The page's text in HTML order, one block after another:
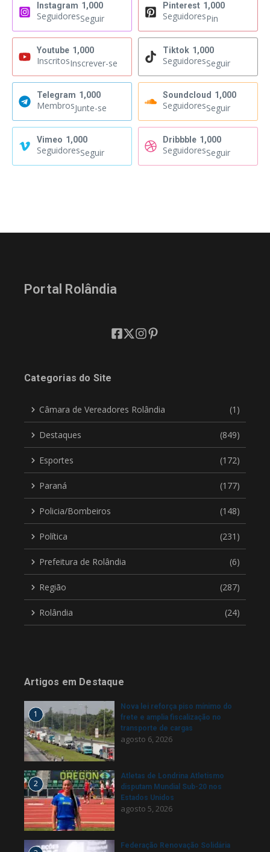
Instagram 1,000
SeguidoresSeguir
Pinterest 1,000
SeguidoresPin
Youtube 1,000
InscritosInscrever-se
Tiktok 1,000
SeguidoresSeguir
Telegram 1,000
MembrosJunte-se
Soundcloud 1,000
SeguidoresSeguir
Vimeo 1,000
SeguidoresSeguir
Dribbble 1,000
SeguidoresSeguir
Portal Rolândia
Categorias do Site
Câmara de Vereadores Rolândia (1)
Destaques (849)
Esportes (172)
Paraná (177)
Policia/Bombeiros (148)
Política (231)
Prefeitura de Rolândia (6)
Região (287)
Rolândia (24)
Artigos em Destaque
1
Nova lei reforça piso mínimo do
frete e amplia fiscalização no
transporte de cargas
agosto 6, 2026
2
Atletas de Londrina Atletismo
disputam Mundial Sub-20 nos
Estados Unidos
agosto 5, 2026
Federação Renovação Solidária